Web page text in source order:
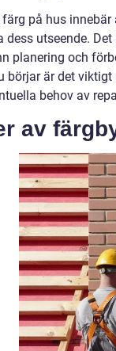
på hus
dess utseende.
planering och
börjar är det
behov av
av